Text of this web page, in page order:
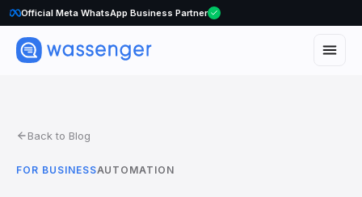
Official Meta WhatsApp Business Partner
Back to Blog
FOR BUSINESSAUTOMATION